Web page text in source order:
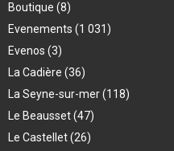
Boutique (8)
Evenements (1 031)
Evenos (3)
La Cadière (36)
La Seyne-sur-mer(118)
Le Beausset(47)
Le Castellet(26)